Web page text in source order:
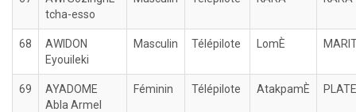
tcha-esso
68
AWIDON
Eyouileki
Masculin Télépilote LomÈ
69
AYADOME
Abla Armel
Féminin Télépilote AtakpamÈ